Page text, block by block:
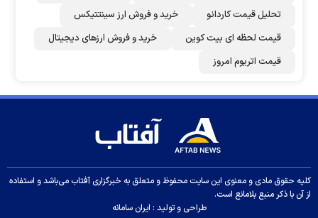
تحلیل قیمت کاردانو
خرید و فروش ارز سینتتیکس
قیمت لحظه ای بیت کوین
خرید و فروش ارزهای دیجیتال
قیمت اتریوم امروز
کلیه حقوق مادی و معنوی این سایت محفوظ و متعلق به خبرگزاری آفتاب می‌باشد و استفاده
از آن با ذکر منبع بلامانع است.
طراحی و تولید : ایران سامانه